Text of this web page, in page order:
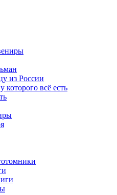
из России
которого всё есть